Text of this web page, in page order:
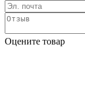
Оцените товар